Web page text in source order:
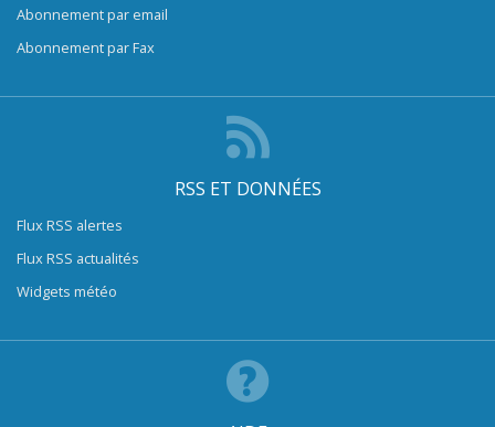
Abonnement par email
Abonnement par Fax
RSS ET DONNÉES
Flux RSS alertes
Flux RSS actualités
Widgets météo